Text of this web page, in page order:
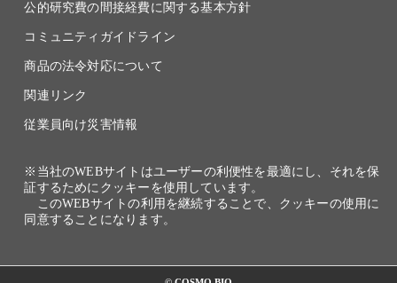
公的研究費の間接経費に関する基本方針
コミュニティガイドライン
商品の法令対応について
関連リンク
従業員向け災害情報
※当社のWEBサイトはユーザーの利便性を最適にし、それを保
証するためにクッキーを使用しています。
このWEBサイトの利用を継続することで、クッキーの使用に
同意することになります。